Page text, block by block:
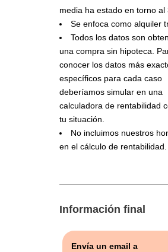
media ha estado en torno al
Se enfoca como alquiler
Todos los datos son
una compra sin hipoteca.
conocer los datos más
específicos para cada caso
deberíamos simular en una
calculadora de rentabilidad
tu situación.
No incluimos nuestros
en el cálculo de rentabilidad.
Información final
Envía un email a